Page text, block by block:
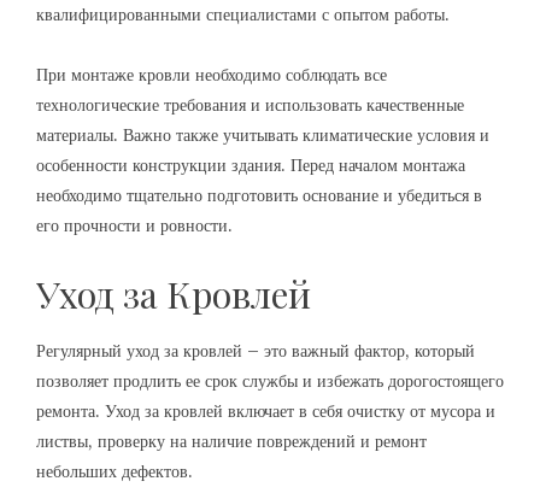
квалифицированными специалистами с опытом работы.
При монтаже кровли необходимо соблюдать все
технологические требования и использовать качественные
материалы. Важно также учитывать климатические условия и
особенности конструкции здания. Перед началом монтажа
необходимо тщательно подготовить основание и убедиться в
его прочности и ровности.
Уход за Кровлей
Регулярный уход за кровлей – это важный фактор, который
позволяет продлить ее срок службы и избежать дорогостоящего
ремонта. Уход за кровлей включает в себя очистку от мусора и
листвы, проверку на наличие повреждений и ремонт
небольших дефектов.